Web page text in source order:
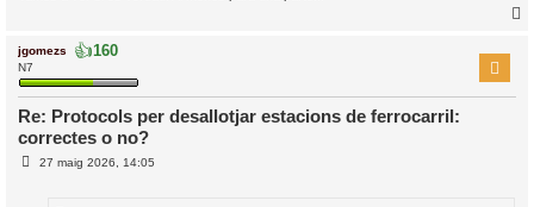
jgomezs 👍160
N7
Re: Protocols per desallotjar estacions de ferrocarril:
correctes o no?
E27 maig 2026, 14:05